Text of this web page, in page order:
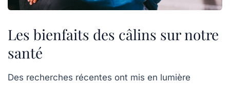
Les bienfaits des câlins sur notre
santé
Des recherches récentes ont mis en lumière